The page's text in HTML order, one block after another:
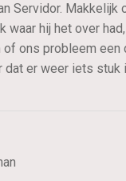
Servidor.
hij het over
ons probleem
er weer iets stuk